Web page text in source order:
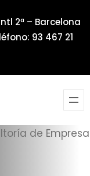
2ª – Barcelona
93 467 21